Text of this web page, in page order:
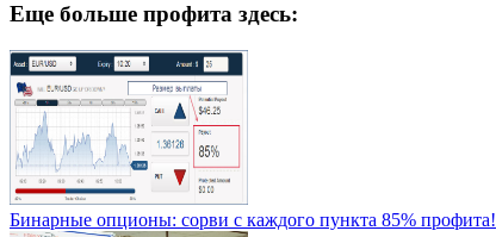
Еще больше профита здесь:
Бинарные опционы: cорви с каждого пункта 85% профита!